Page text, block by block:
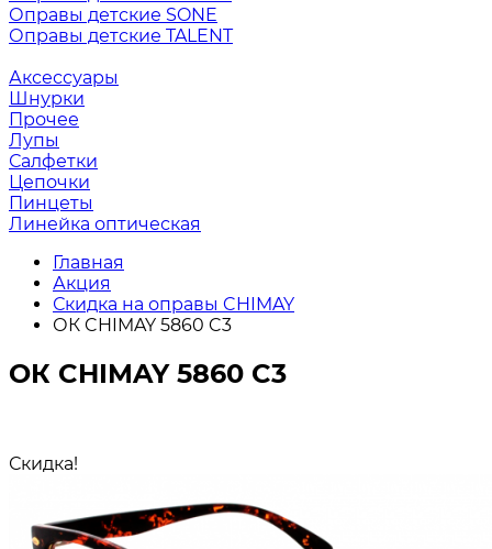
Оправы детские SONE
Оправы детские TALENT
Аксессуары
Шнурки
Прочее
Лупы
Салфетки
Цепочки
Пинцеты
Линейка оптическая
Главная
Акция
Скидка на оправы CHIMAY
ОК CHIMAY 5860 C3
ОК CHIMAY 5860 C3
Скидка!